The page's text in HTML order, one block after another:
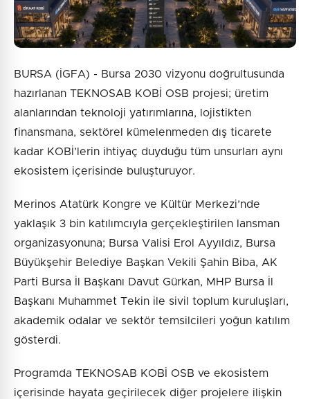
BURSA (İGFA) - Bursa 2030 vizyonu doğrultusunda
hazırlanan TEKNOSAB KOBİ OSB projesi; üretim
alanlarından teknoloji yatırımlarına, lojistikten
finansmana, sektörel kümelenmeden dış ticarete
kadar KOBİ’lerin ihtiyaç duyduğu tüm unsurları aynı
ekosistem içerisinde buluşturuyor.
Merinos Atatürk Kongre ve Kültür Merkezi’nde
yaklaşık 3 bin katılımcıyla gerçekleştirilen lansman
organizasyonuna; Bursa Valisi Erol Ayyıldız, Bursa
Büyükşehir Belediye Başkan Vekili Şahin Biba, AK
Parti Bursa İl Başkanı Davut Gürkan, MHP Bursa İl
Başkanı Muhammet Tekin ile sivil toplum kuruluşları,
akademik odalar ve sektör temsilcileri yoğun katılım
gösterdi.
Programda TEKNOSAB KOBİ OSB ve ekosistem
içerisinde hayata geçirilecek diğer projelere ilişkin